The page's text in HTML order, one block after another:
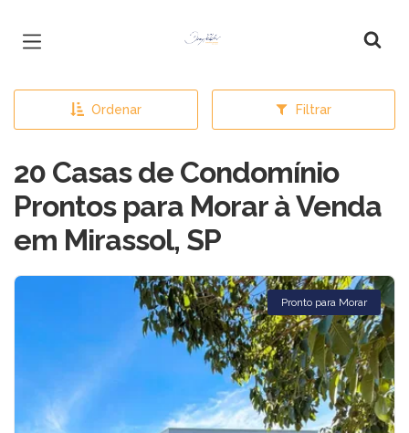
Página inicial
Ordenar Filtrar
20 Casas de Condomínio
Prontos para Morar à Venda
em Mirassol, SP
Pronto para Morar